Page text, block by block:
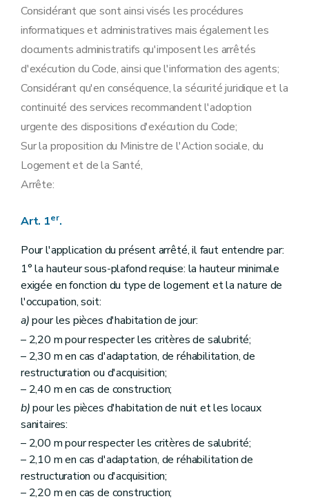
Considérant que sont ainsi visés les procédures
informatiques et administratives mais également les
documents administratifs qu'imposent les arrêtés
d'exécution du Code, ainsi que l'information des agents;
Considérant qu'en conséquence, la sécurité juridique et la
continuité des services recommandent l'adoption
urgente des dispositions d'exécution du Code;
Sur la proposition du Ministre de l'Action sociale, du
Logement et de la Santé,
Arrête:
Art. 1er.
Pour l'application du présent arrêté, il faut entendre par:
1° la hauteur sous-plafond requise: la hauteur minimale
exigée en fonction du type de logement et la nature de
l'occupation, soit:
a)pour les pièces d'habitation de jour:
– 2,20 m pour respecter les critères de salubrité;
– 2,30 m en cas d'adaptation, de réhabilitation, de
restructuration ou d'acquisition;
– 2,40 m en cas de construction;
b)pour les pièces d'habitation de nuit et les locaux
sanitaires:
– 2,00 m pour respecter les critères de salubrité;
– 2,10 m en cas d'adaptation, de réhabilitation de
restructuration ou d'acquisition;
– 2,20 m en cas de construction;